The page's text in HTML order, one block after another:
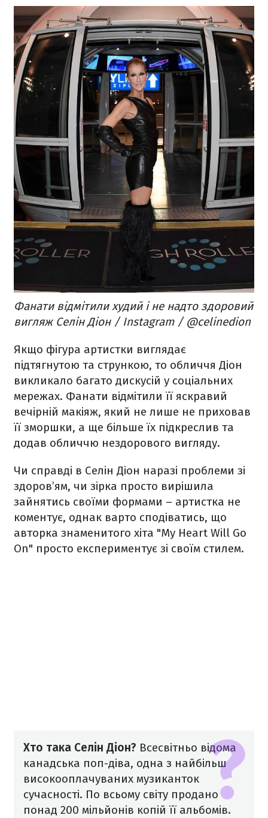
Фанати відмітили худий і не надто здоровий
вигляж Селін Діон / Instagram / @celinedion
Якщо фігура артистки виглядає
підтягнутою та стрункою, то обличчя Діон
викликало багато дискусій у соціальних
мережах. Фанати відмітили її яскравий
вечірній макіяж, який не лише не приховав
її зморшки, а ще більше їх підкреслив та
додав обличчю нездорового вигляду.
Чи справді в Селін Діон наразі проблеми зі
здоров’ям, чи зірка просто вирішила
зайнятись своїми формами – артистка не
коментує, однак варто сподіватись, що
авторка знаменитого хіта "My Heart Will Go
On" просто експериментує зі своїм стилем.
Хто така Селін Діон? Всесвітньо відома
канадська поп-діва, одна з найбільш
високооплачуваних музиканток
сучасності. По всьому світу продано
понад 200 мільйонів копій її альбомів.